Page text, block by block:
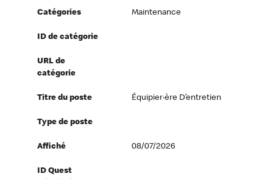
Catégories Maintenance
ID de catégorie
URL de
catégorie
Titre du poste Équipier·ère D’entretien
Type de poste
Affiché 08/07/2026
ID Quest